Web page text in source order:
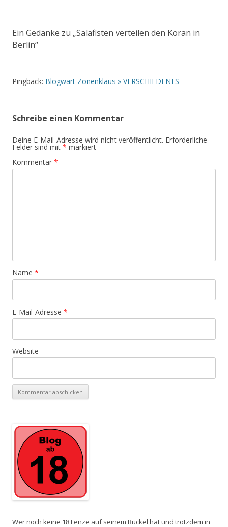
Ein Gedanke zu „Salafisten verteilen den Koran in
Berlin“
Pingback: Blogwart Zonenklaus » VERSCHIEDENES
Schreibe einen Kommentar
Deine E-Mail-Adresse wird nicht veröffentlicht. Erforderliche
Felder sind mit * markiert
Kommentar *
Name *
E-Mail-Adresse *
Website
Wer noch keine 18 Lenze auf seinem Buckel hat und trotzdem in